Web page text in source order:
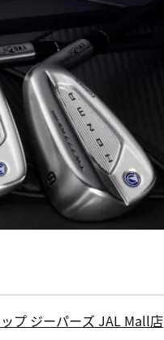
プ ジーパーズ JAL Mall店